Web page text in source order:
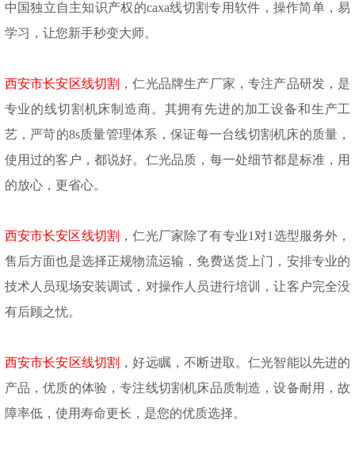
中国独立自主知识产权的caxa线切割专用软件，操作简单，易
学习，让您新手秒变大师。
西安市长安区线切割 ，仁光品牌生产厂家，专注产品研发，是
专业的线切割机床制造商。其拥有先进的加工设备和生产工
艺，严苛的8s质量管理体系，保证每一台线切割机床的质量，
使用过的客户，都说好。仁光品质，每一处细节都是标准，用
的放心，更省心。
西安市长安区线切割 ，仁光厂家除了有专业1对1选型服务外，
售后方面也是选择正规物流运输，免费送货上门，安排专业的
技术人员现场安装调试，对操作人员进行培训，让客户完全没
有后顾之忧。
西安市长安区线切割 ，好远瞩，不断进取。仁光智能以先进的
产品，优质的体验，专注线切割机床品质制造，设备耐用，故
障率低，使用寿命更长，是您的优质选择。